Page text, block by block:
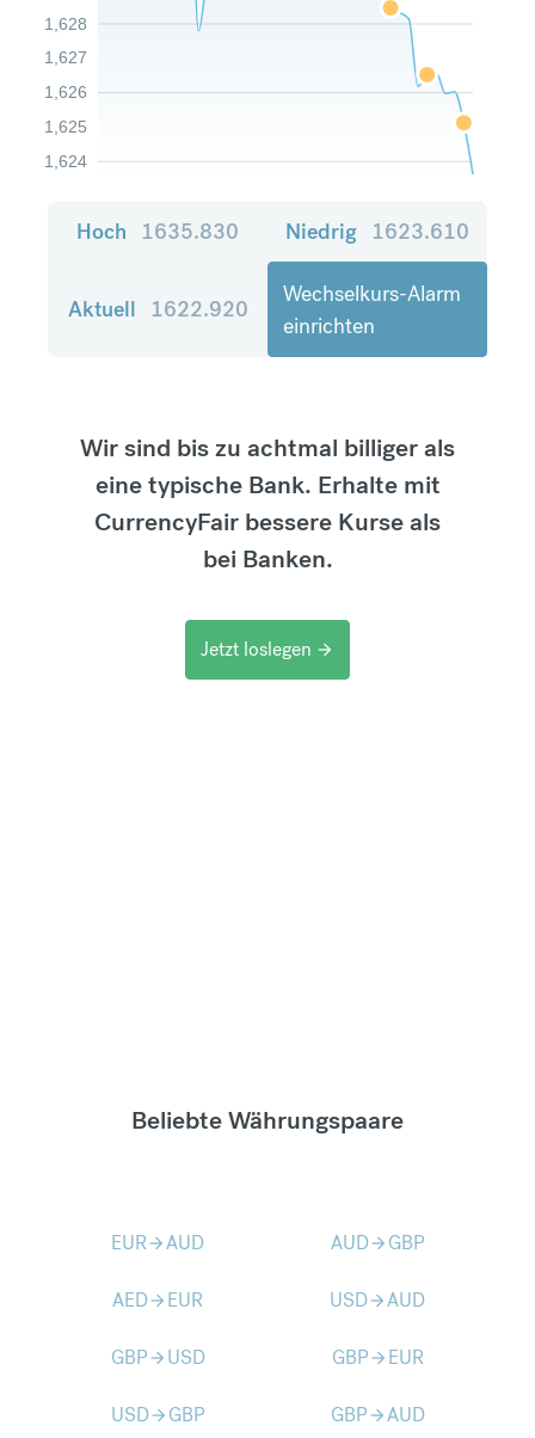
1,624
1,625
1,626
1,627
1,628
Hoch 1635.830 Niedrig 1623.610
Aktuell 1622.920
Wechselkurs-Alarm
einrichten
Wir sind bis zu achtmal billiger als
eine typische Bank. Erhalte mit
CurrencyFair bessere Kurse als
bei Banken.
Jetzt loslegen arrow_forward
Beliebte Währungspaare
EURarrow_forwardAUD AUDarrow_forward GBP
AEDarrow_forward EUR USDarrow_forwardAUD
GBParrow_forward USD GBParrow_forward EUR
USDarrow_forward GBP GBParrow_forwardAUD